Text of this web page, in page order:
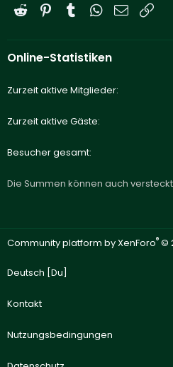
Reddit PinterestTumblrWhatsApp
E-Mail
Online-Statistiken
Zurzeit aktive Mitglieder
Zurzeit aktive Gäste
Besucher gesamt
Die Summen können auch
Community platform by XenForo® ©
Deutsch [Du]
Kontakt
Nutzungsbedingungen